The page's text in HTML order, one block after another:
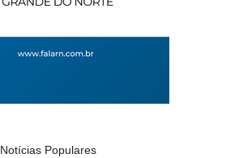
Notícias Populares